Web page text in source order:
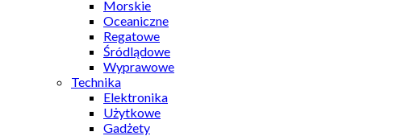
Morskie
Oceaniczne
Regatowe
Śródlądowe
Wyprawowe
Technika
Elektronika
Użytkowe
Gadżety